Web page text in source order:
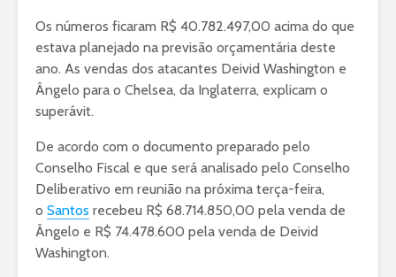
Os números ficaram R$ 40.782.497,00 acima do que
estava planejado na previsão orçamentária deste
ano. As vendas dos atacantes Deivid Washington e
Ângelo para o Chelsea, da Inglaterra, explicam o
superávit.
De acordo com o documento preparado pelo
Conselho Fiscal e que será analisado pelo Conselho
Deliberativo em reunião na próxima terça-feira,
o Santos recebeu R$ 68.714.850,00 pela venda de
Ângelo e R$ 74.478.600 pela venda de Deivid
Washington.